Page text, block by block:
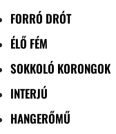
FORRÓ DRÓT
ÉLŐ FÉM
SOKKOLÓ KORONGOK
INTERJÚ
HANGERŐMŰ